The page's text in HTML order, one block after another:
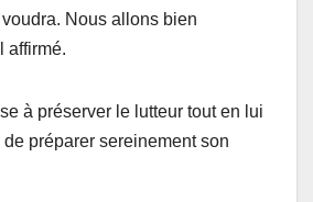
voudra. Nous allons bien
affirmé.
à préserver le lutteur tout en lui
de préparer sereinement son